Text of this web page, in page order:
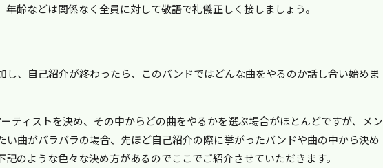
年齢などは関係なく全員に対して敬語で礼儀正しく接しましょう。
し、自己紹介が終わったら、このバンドではどんな曲をやるのか話し合い始めま
ティストを決め、その中からどの曲をやるかを選ぶ場合がほとんどですが、メン
い曲がバラバラの場合、先ほど自己紹介の際に挙がったバンドや曲の中から決め
記のような色々な決め方があるのでここでご紹介させていただきます。